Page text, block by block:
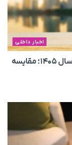
اخبار داخلی
بهترین سرمایه‌گذاری با ۵۰۰ میلیون تومان در سال ۱۴۰۵؛ مقایسه